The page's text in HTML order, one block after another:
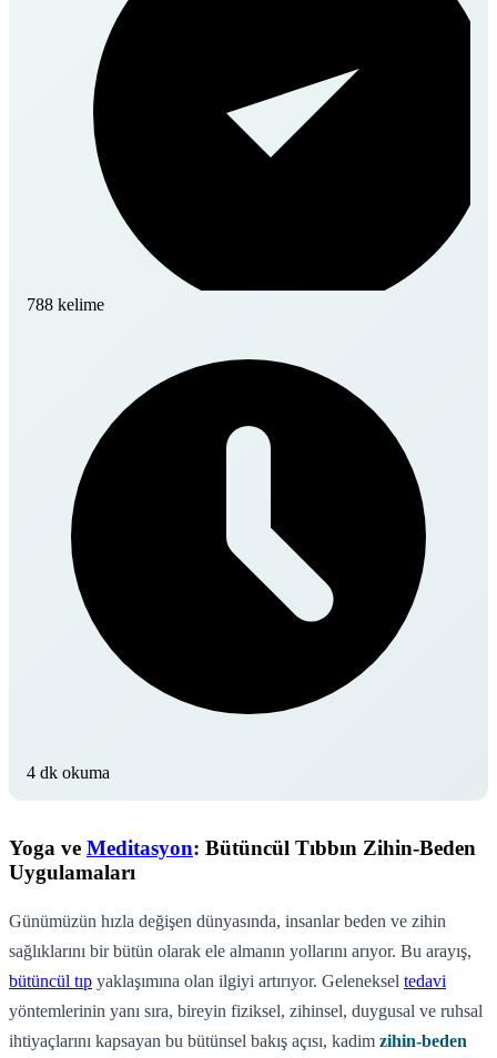
788 kelime
4 dk okuma
Yoga ve Meditasyon: Bütüncül Tıbbın Zihin-Beden
Uygulamaları
Günümüzün hızla değişen dünyasında, insanlar beden ve zihin
sağlıklarını bir bütün olarak ele almanın yollarını arıyor. Bu arayış,
bütüncül tıp yaklaşımına olan ilgiyi artırıyor. Geleneksel tedavi
yöntemlerinin yanı sıra, bireyin fiziksel, zihinsel, duygusal ve ruhsal
ihtiyaçlarını kapsayan bu bütünsel bakış açısı, kadim zihin-beden